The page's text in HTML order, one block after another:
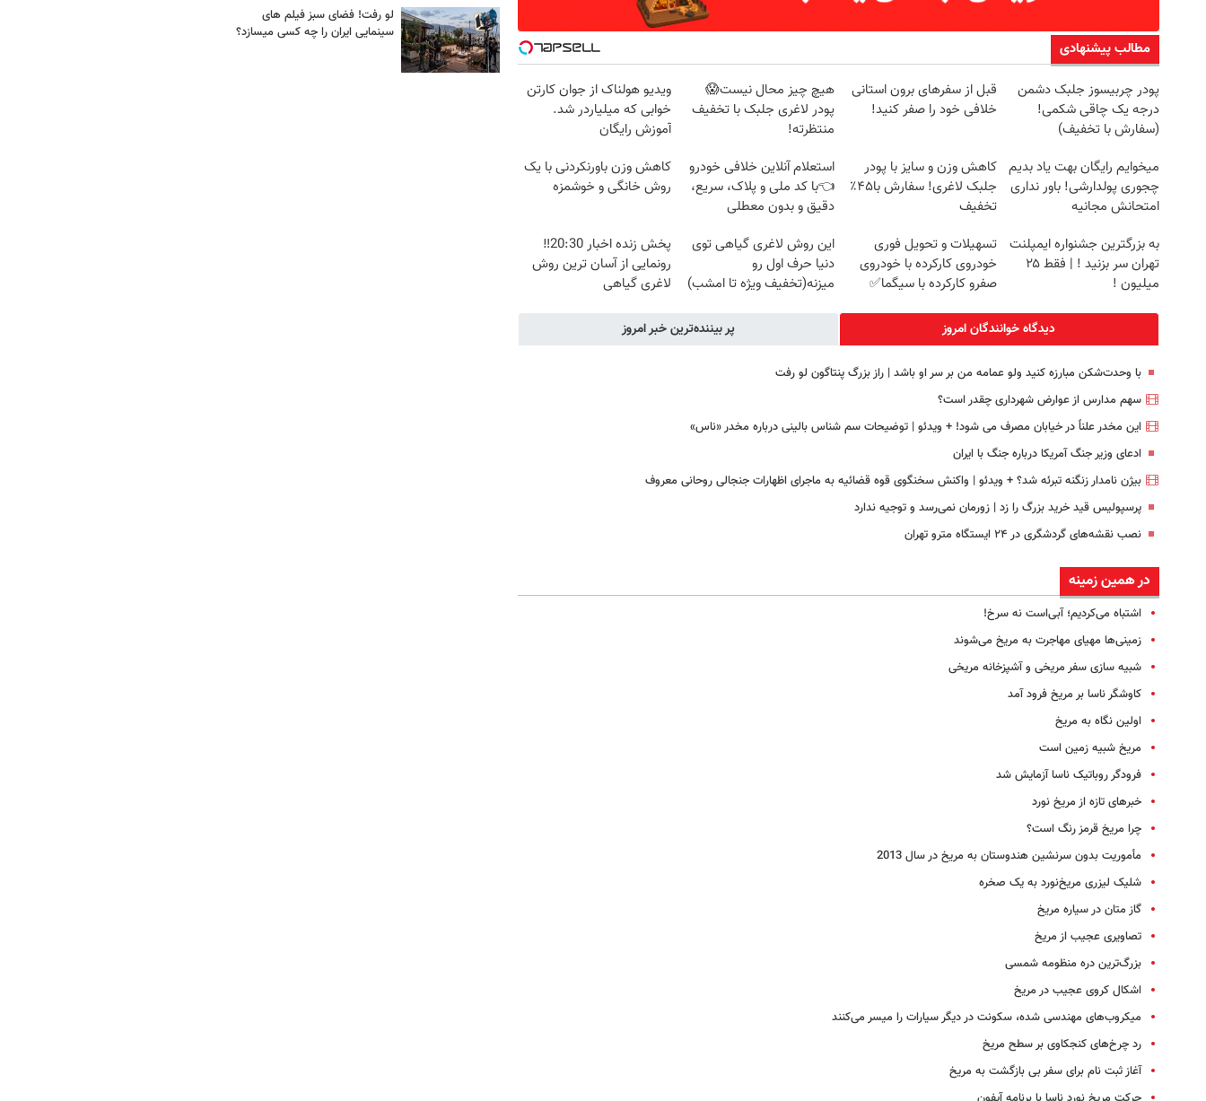
مطالب پیشنهادی
پودر چربیسوز جلبک دشمن
درجه یک چاقی شکمی!
(سفارش با تخفیف)
قبل از سفرهای برون استانی
خلافی خود را صفر کنید!
هیچ چیز محال نیست😱
پودر لاغری جلبک با تخفیف
منتظرته!
ویدیو هولناک از جوان کارتن
خوابی که میلیاردر شد.
آموزش رایگان
میخوایم رایگان بهت یاد بدیم
چجوری پولدارشی! باور نداری
امتحانش مجانیه
کاهش وزن و سایز با پودر
جلبک لاغری! سفارش با۴۵٪
تخفیف
استعلام آنلاین خلافی خودرو
👈با کد ملی و پلاک، سریع،
دقیق و بدون معطلی
کاهش وزن باورنکردنی با یک
روش خانگی و خوشمزه
به بزرگترین جشنواره ایمپلنت
تهران سر بزنید ! | فقط ۲۵
میلیون !
تسهیلات و تحویل فوری
خودروی کارکرده با خودروی
صفرو کارکرده با سیگما✅
این روش لاغری گیاهی توی
دنیا حرف اول رو
میزنه(تخفیف ویژه تا امشب)
پخش زنده اخبار 20:30‼️
رونمایی از آسان ترین روش
لاغری گیاهی
دیدگاه خوانندگان امروز پر بیننده‌ترین خبر امروز
با وحدت‌شکن مبارزه کنید ولو عمامه من بر سر او باشد | راز بزرگ پنتاگون لو رفت
سهم مدارس از عوارض شهرداری چقدر است؟
این مخدر علناً در خیابان مصرف می شود! + ویدئو | توضیحات سم شناس بالینی درباره مخدر «ناس»
ادعای وزیر جنگ آمریکا درباره جنگ با ایران
بیژن نامدار زنگنه تبرئه شد؟ + ویدئو | واکنش سخنگوی قوه قضائیه به ماجرای اظهارات جنجالی روحانی معروف
پرسپولیس قید خرید بزرگ را زد | زورمان نمی‌رسد و توجیه ندارد
نصب نقشه‌های گردشگری در ۲۴ ایستگاه مترو تهران
در همین زمینه
اشتباه می‌کردیم؛ آبی‌است نه سرخ!
زمینی‌ها مهیای مهاجرت به مریخ می‌شوند
شبیه سازی سفر مریخی و آشپزخانه مریخی
کاوشگر ناسا بر مریخ فرود آمد
اولین نگاه به مریخ
مریخ شبیه زمین است
فرودگر روباتیک ناسا آزمایش شد
خبرهای تازه از مریخ نورد
چرا مریخ قرمز رنگ است؟
مأموریت بدون سرنشین هندوستان به مریخ در سال 2013
شلیک لیزری مریخ‌نورد به یک صخره
گاز متان در سیاره مریخ
تصاویری عجیب از مریخ
بزرگ‌ترین دره منظومه شمسی
اشکال کروی عجیب در مریخ
میکروب‌های مهندسی شده، سکونت در دیگر سیارات را میسر می‌کنند
رد چرخ‌های کنجکاوی بر سطح مریخ
آغاز ثبت نام برای سفر بی بازگشت به مریخ
لو رفت! فضای سبز فیلم های
سینمایی ایران را چه کسی میسازد؟